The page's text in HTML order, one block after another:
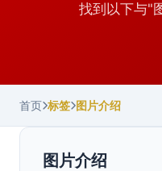
找到以下与"
首页 标签 图片介绍
图片介绍